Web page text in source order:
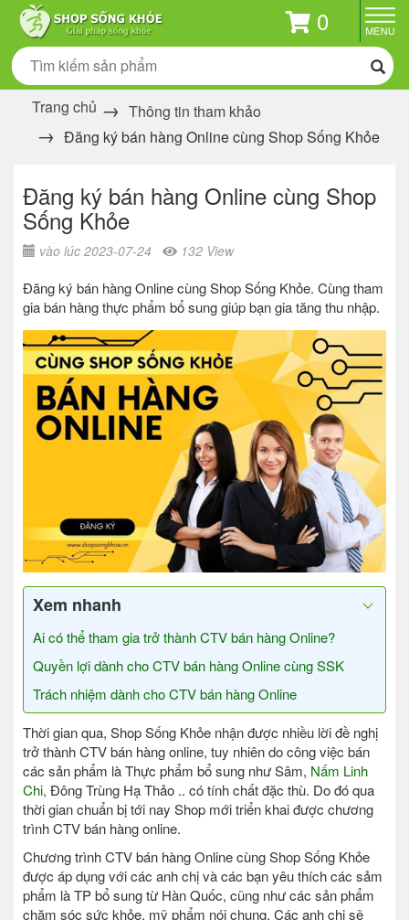
0
Trang chủ
Thông tin tham khảo
Đăng ký bán hàng Online cùng Shop Sống Khỏe
Đăng ký bán hàng Online cùng Shop
Sống Khỏe
vào lúc 2023-07-24 132 View
Đăng ký bán hàng Online cùng Shop Sống Khỏe. Cùng tham
gia bán hàng thực phẩm bổ sung giúp bạn gia tăng thu nhập.
Xem nhanh
Ai có thể tham gia trở thành CTV bán hàng Online?
Quyền lợi dành cho CTV bán hàng Online cùng SSK
Trách nhiệm dành cho CTV bán hàng Online
Thời gian qua, Shop Sống Khỏe nhận được nhiều lời đề nghị
trở thành CTV bán hàng online, tuy nhiên do công việc bán
các sản phẩm là Thực phẩm bổ sung như Sâm, Nấm Linh
Chi, Đông Trùng Hạ Thảo .. có tính chất đặc thù. Do đó qua
thời gian chuẩn bị tới nay Shop mới triển khai được chương
trình CTV bán hàng online.
Chương trình CTV bán hàng Online cùng Shop Sống Khỏe
được áp dụng với các anh chị và các bạn yêu thích các sảm
phẩm là TP bổ sung từ Hàn Quốc, cũng như các sản phẩm
chăm sóc sức khỏe, mỹ phẩm nói chung. Các anh chị sẽ